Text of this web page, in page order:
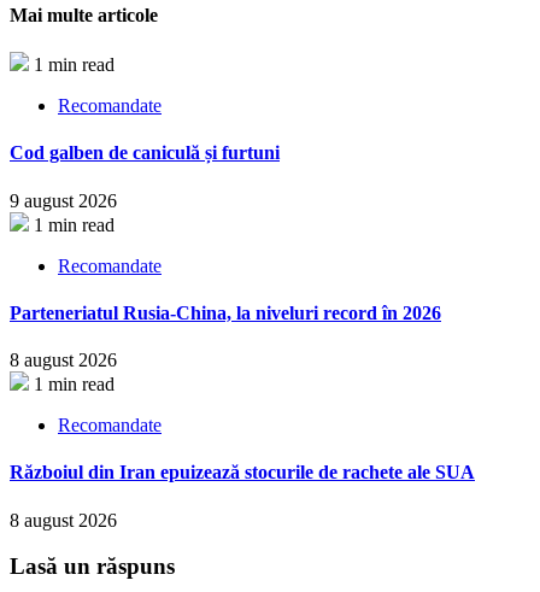
Mai multe articole
1 min read
Recomandate
Cod galben de caniculă și furtuni
9 august 2026
1 min read
Recomandate
Parteneriatul Rusia-China, la niveluri record în 2026
8 august 2026
1 min read
Recomandate
Războiul din Iran epuizează stocurile de rachete ale SUA
8 august 2026
Lasă un răspuns